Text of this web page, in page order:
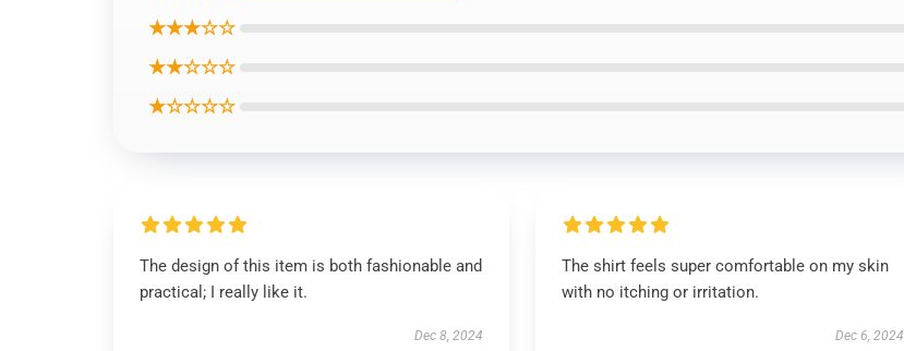
★★★☆☆
★★☆☆☆
★☆☆☆☆
The design of this item is both fashionable and
practical; I really like it.
Dec 8, 2024
The shirt feels super comfortable on my skin
with no itching or irritation.
Dec 6, 2024